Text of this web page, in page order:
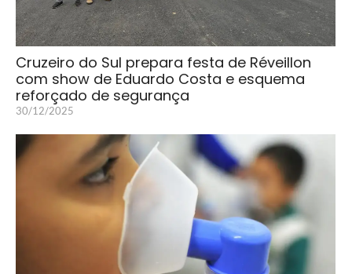
Cruzeiro do Sul prepara festa de Réveillon
com show de Eduardo Costa e esquema
reforçado de segurança
30/12/2025